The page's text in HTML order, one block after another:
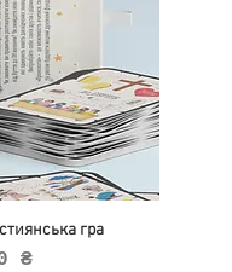
гра
₴